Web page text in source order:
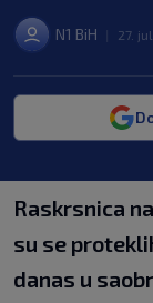
N1 BiH 27.
Raskrsnica
su se
danas u